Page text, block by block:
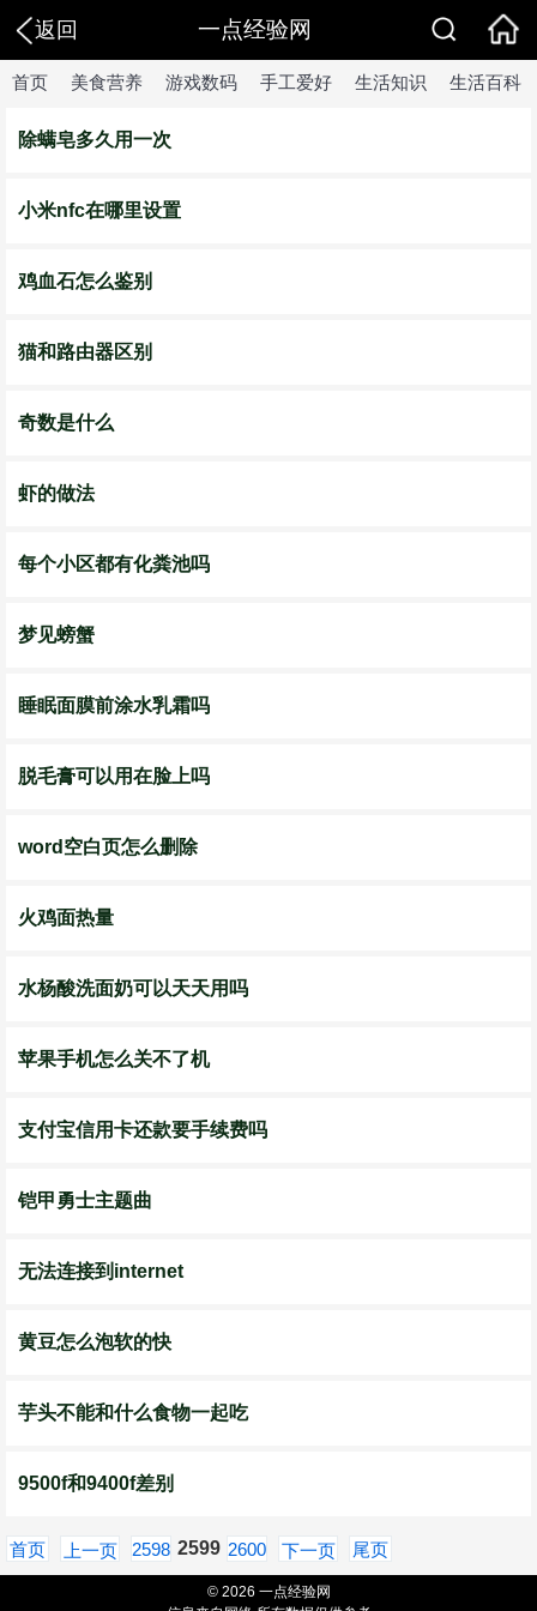
返回 一点经验网
首页 美食营养 游戏数码 手工爱好 生活知识 生活百科
除螨皂多久用一次
小米nfc在哪里设置
鸡血石怎么鉴别
猫和路由器区别
奇数是什么
虾的做法
每个小区都有化粪池吗
梦见螃蟹
睡眠面膜前涂水乳霜吗
脱毛膏可以用在脸上吗
word空白页怎么删除
火鸡面热量
水杨酸洗面奶可以天天用吗
苹果手机怎么关不了机
支付宝信用卡还款要手续费吗
铠甲勇士主题曲
无法连接到internet
黄豆怎么泡软的快
芋头不能和什么食物一起吃
9500f和9400f差别
首页 上一页 2598 2599 2600 下一页 尾页
© 2026 一点经验网